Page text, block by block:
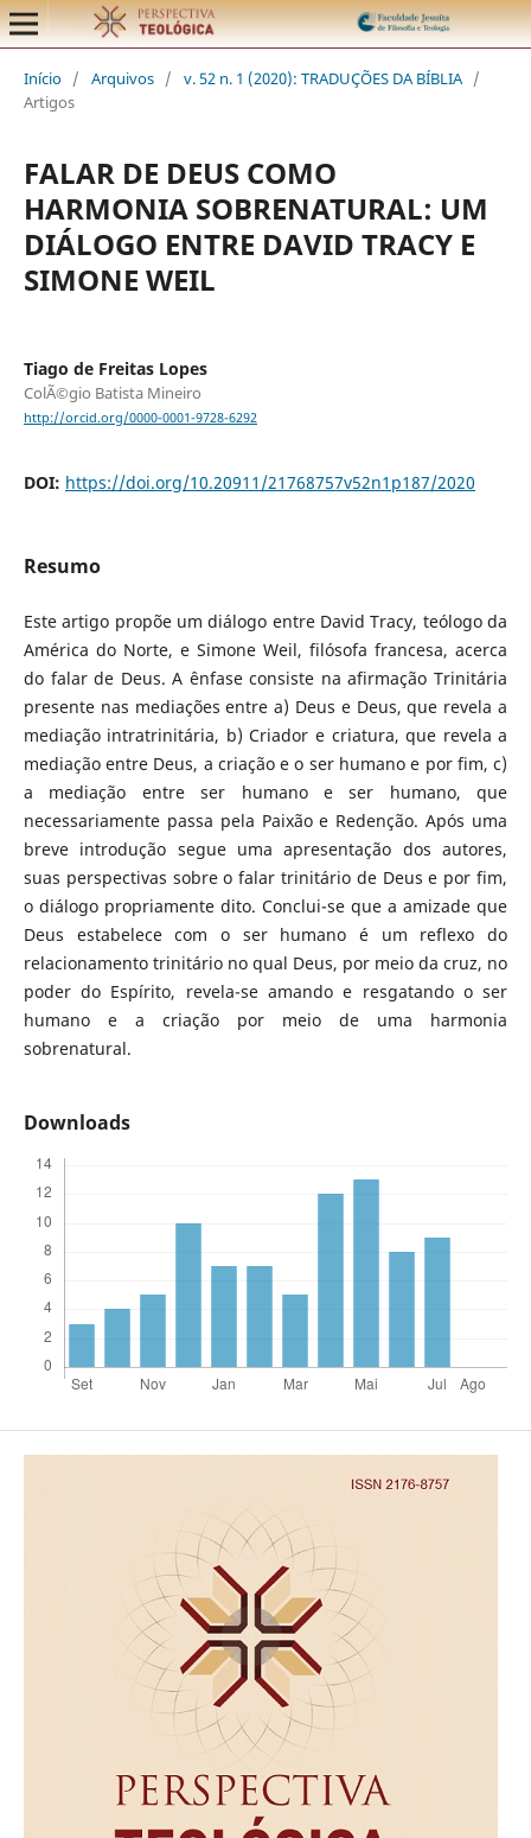
Início / Arquivos / v. 52 n. 1 (2020): TRADUÇÕES DA BÍBLIA /
Artigos
FALAR DE DEUS COMO
HARMONIA SOBRENATURAL: UM
DIÁLOGO ENTRE DAVID TRACY E
SIMONE WEIL
Tiago de Freitas Lopes
ColÃ©gio Batista Mineiro
http://orcid.org/0000-0001-9728-6292
DOI: https://doi.org/10.20911/21768757v52n1p187/2020
Resumo
Este artigo propõe um diálogo entre David Tracy, teólogo da
América do Norte, e Simone Weil, filósofa francesa, acerca
do falar de Deus. A ênfase consiste na afirmação Trinitária
presente nas mediações entre a) Deus e Deus, que revela a
mediação intratrinitária, b) Criador e criatura, que revela a
mediação entre Deus, a criação e o ser humano e por fim, c)
a mediação entre ser humano e ser humano, que
necessariamente passa pela Paixão e Redenção. Após uma
breve introdução segue uma apresentação dos autores,
suas perspectivas sobre o falar trinitário de Deus e por fim,
o diálogo propriamente dito. Conclui-se que a amizade que
Deus estabelece com o ser humano é um reflexo do
relacionamento trinitário no qual Deus, por meio da cruz, no
poder do Espírito, revela-se amando e resgatando o ser
humano e a criação por meio de uma harmonia
sobrenatural.
Downloads